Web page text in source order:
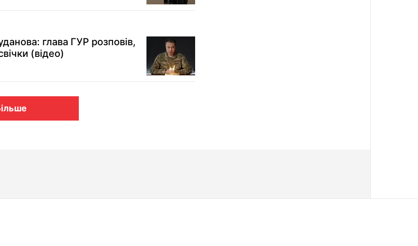
глава ГУР розповів,
(відео)